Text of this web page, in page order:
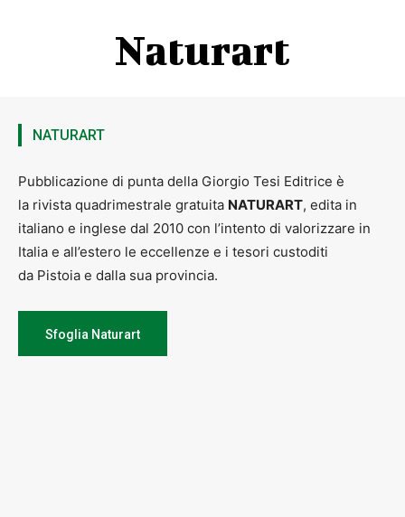
Naturart
NATURART
Pubblicazione di punta della Giorgio Tesi Editrice è
la rivista quadrimestrale gratuita NATURART, edita in
italiano e inglese dal 2010 con l’intento di valorizzare in
Italia e all’estero le eccellenze e i tesori custoditi
da Pistoia e dalla sua provincia.
Sfoglia Naturart